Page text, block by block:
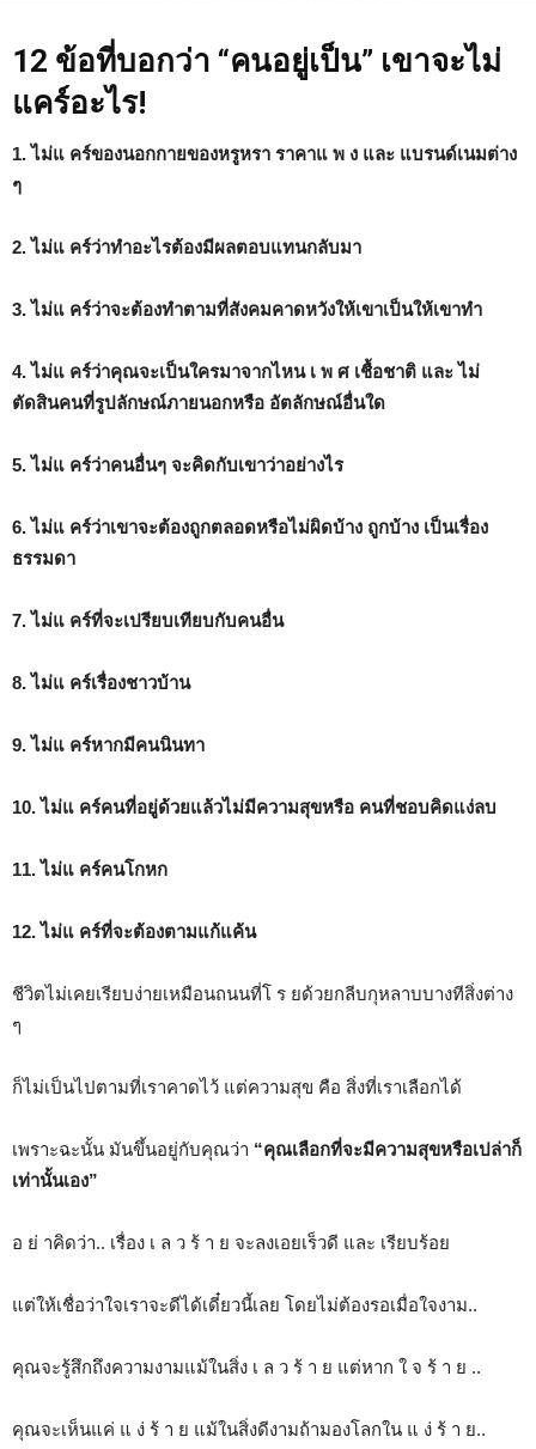
12 ข้อที่บอกว่า “คนอยู่เป็น” เขาจะไม่
แคร์อะไร!
1. ไม่แ คร์ของนอกกายของหรูหรา ราคาแ พ ง และ แบรนด์เนมต่าง
ๆ
2. ไม่แ คร์ว่าทำอะไรต้องมีผลตอบแทนกลับมา
3. ไม่แ คร์ว่าจะต้องทำตามที่สังคมคาดหวังให้เขาเป็นให้เขาทำ
4. ไม่แ คร์ว่าคุณจะเป็นใครมาจากไหน เ พ ศ เชื้อชาติ และ ไม่
ตัดสินคนที่รูปลักษณ์ภายนอกหรือ อัตลักษณ์อื่นใด
5. ไม่แ คร์ว่าคนอื่นๆ จะคิดกับเขาว่าอย่างไร
6. ไม่แ คร์ว่าเขาจะต้องถูกตลอดหรือไม่ผิดบ้าง ถูกบ้าง เป็นเรื่อง
ธรรมดา
7. ไม่แ คร์ที่จะเปรียบเทียบกับคนอื่น
8. ไม่แ คร์เรื่องชาวบ้าน
9. ไม่แ คร์หากมีคนนินทา
10. ไม่แ คร์คนที่อยู่ด้วยแล้วไม่มีความสุขหรือ คนที่ชอบคิดแง่ลบ
11. ไม่แ คร์คนโกหก
12. ไม่แ คร์ที่จะต้องตามแก้แค้น
ชีวิตไม่เคยเรียบง่ายเหมือนถนนที่โ ร ยด้วยกลีบกุหลาบบางทีสิ่งต่าง
ๆ
ก็ไม่เป็นไปตามที่เราคาดไว้ แต่ความสุข คือ สิ่งที่เราเลือกได้
เพราะฉะนั้น มันขึ้นอยู่กับคุณว่า “คุณเลือกที่จะมีความสุขหรือเปล่าก็
เท่านั้นเอง”
อ ย่ าคิดว่า.. เรื่อง เ ล ว ร้ า ย จะลงเอยเร็วดี และ เรียบร้อย
แต่ให้เชื่อว่าใจเราจะดีได้เดี๋ยวนี้เลย โดยไม่ต้องรอเมื่อใจงาม..
คุณจะรู้สึกถึงความงามแม้ในสิ่ง เ ล ว ร้ า ย แต่หาก ใ จ ร้ า ย ..
คุณจะเห็นแค่ แ ง่ ร้ า ย แม้ในสิ่งดีงามถ้ามองโลกใน แ ง่ ร้ า ย..